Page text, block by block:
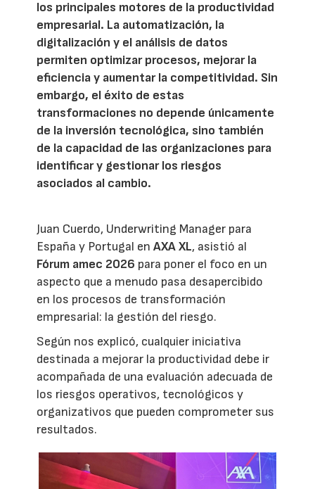
los principales motores de la productividad
empresarial. La automatización, la
digitalización y el análisis de datos
permiten optimizar procesos, mejorar la
eficiencia y aumentar la competitividad. Sin
embargo, el éxito de estas
transformaciones no depende únicamente
de la inversión tecnológica, sino también
de la capacidad de las organizaciones para
identificar y gestionar los riesgos
asociados al cambio.
Juan Cuerdo, Underwriting Manager para
España y Portugal enAXA XL, asistió al
Fórum amec 2026 para poner el foco en un
aspecto que a menudo pasa desapercibido
en los procesos de transformación
empresarial: la gestión del riesgo.
Según nos explicó, cualquier iniciativa
destinada a mejorar la productividad debe ir
acompañada de una evaluación adecuada de
los riesgos operativos, tecnológicos y
organizativos que pueden comprometer sus
resultados.